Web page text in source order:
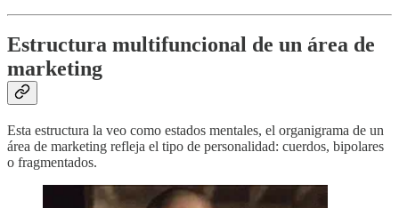
Estructura multifuncional de un área de
marketing
Esta estructura la veo como estados mentales, el organigrama de un
área de marketing refleja el tipo de personalidad: cuerdos, bipolares
o fragmentados.